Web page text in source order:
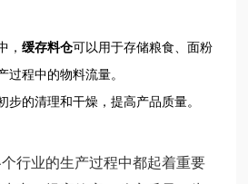
，缓存料仓可以用于存储粮食、面粉
过程中的物料流量。
步的清理和干燥，提高产品质量。
行业的生产过程中都起着重要